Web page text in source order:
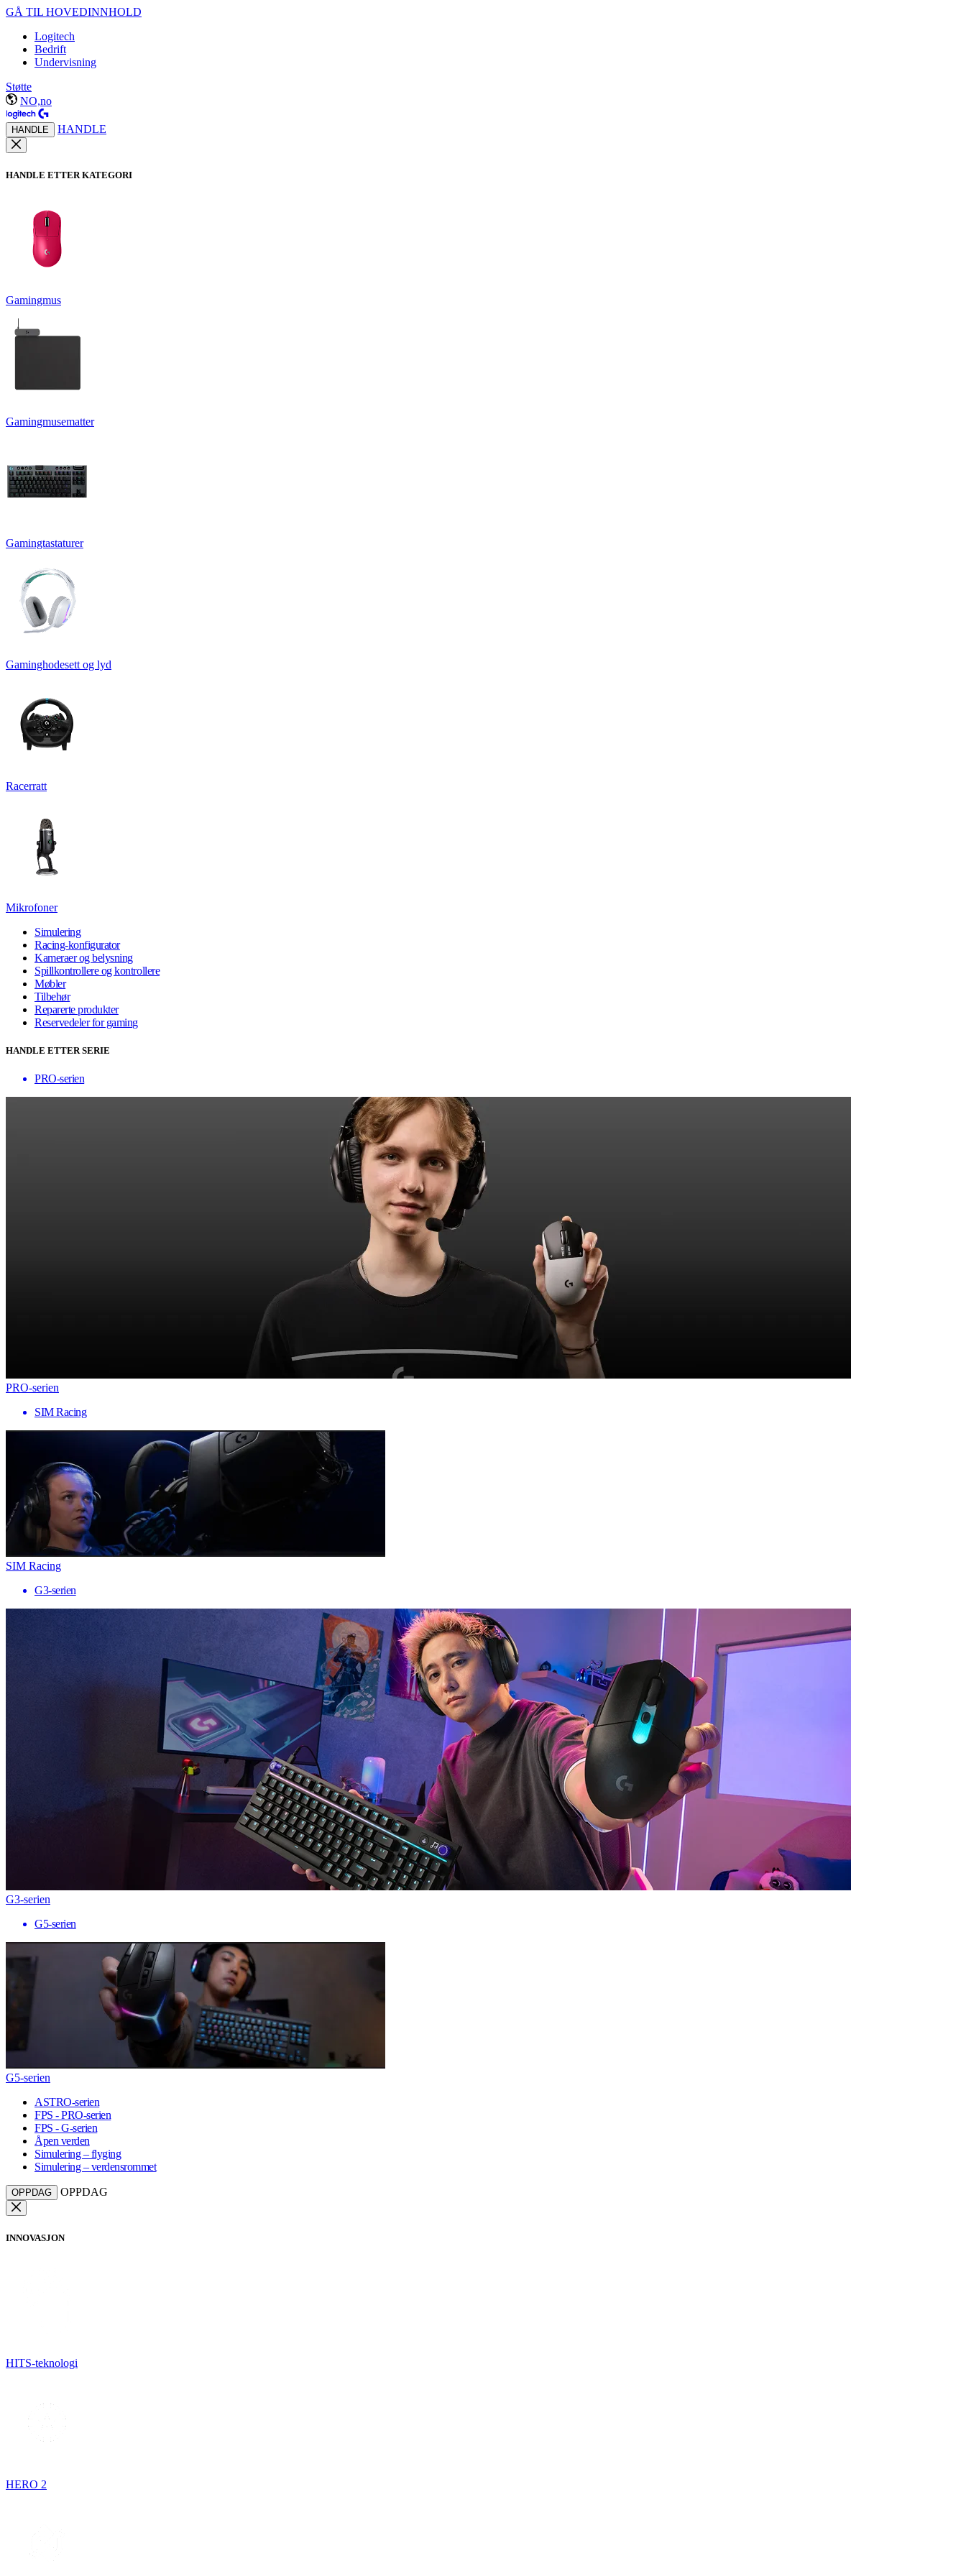
GÅ TIL HOVEDINNHOLD
Logitech
Bedrift
Undervisning
Støtte
NO,no
HANDLE HANDLE
HANDLE ETTER KATEGORI
Gamingmus
Gamingmusematter
Gamingtastaturer
Gaminghodesett og lyd
Racerratt
Mikrofoner
Simulering
Racing-konfigurator
Kameraer og belysning
Spillkontrollere og kontrollere
Møbler
Tilbehør
Reparerte produkter
Reservedeler for gaming
HANDLE ETTER SERIE
PRO-serien
PRO-serien
SIM Racing
SIM Racing
G3-serien
G3-serien
G5-serien
G5-serien
ASTRO-serien
FPS - PRO-serien
FPS - G-serien
Åpen verden
Simulering – flyging
Simulering – verdensrommet
OPPDAG OPPDAG
INNOVASJON
HITS-teknologi
HERO 2